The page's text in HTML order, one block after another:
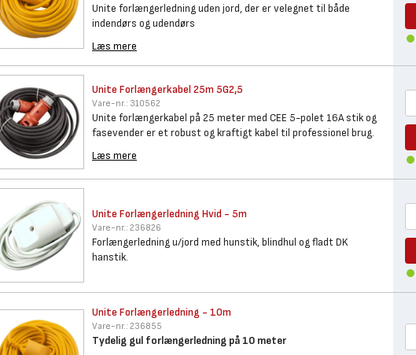
Unite forlængerledning uden jord, der er velegnet til både
indendørs og udendørs
Læs mere
Unite Forlængerkabel 25m 5G2,5
Vare-nr.: 310562
Unite forlængerkabel på 25 meter med CEE 5-polet 16A stik og
fasevender er et robust og kraftigt kabel til professionel brug.
Læs mere
Unite Forlængerledning Hvid - 5m
Vare-nr.: 236826
Forlængerledning u/jord med hunstik, blindhul og fladt DK
hanstik.
Unite Forlængerledning - 10m
Vare-nr.: 236855
Tydelig gul forlængerledning på 10 meter